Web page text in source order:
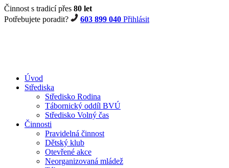
Činnost s tradicí přes 80 let
Potřebujete poradit?
603 899 040 Přihlásit
Úvod
Střediska
Středisko Rodina
Tábornický oddíl BVÚ
Středisko Volný čas
Činnosti
Pravidelná činnost
Dětský klub
Otevřené akce
Neorganizovaná mládež